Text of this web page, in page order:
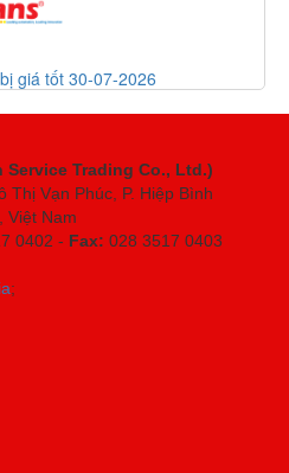
giá tốt 30-07-2026
Service Trading Co., Ltd.)
Vạn Phúc, P. Hiệp Bình
, Việt Nam
0402 - Fax: 028 3517 0403
;